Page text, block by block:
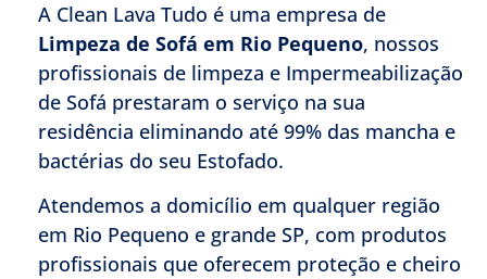
A Clean Lava Tudo é uma empresa de
Limpeza de Sofá em Rio Pequeno, nossos
profissionais de limpeza e Impermeabilização
de Sofá prestaram o serviço na sua
residência eliminando até 99% das mancha e
bactérias do seu Estofado.
Atendemos a domicílio em qualquer região
em Rio Pequeno e grande SP, com produtos
profissionais que oferecem proteção e cheiro